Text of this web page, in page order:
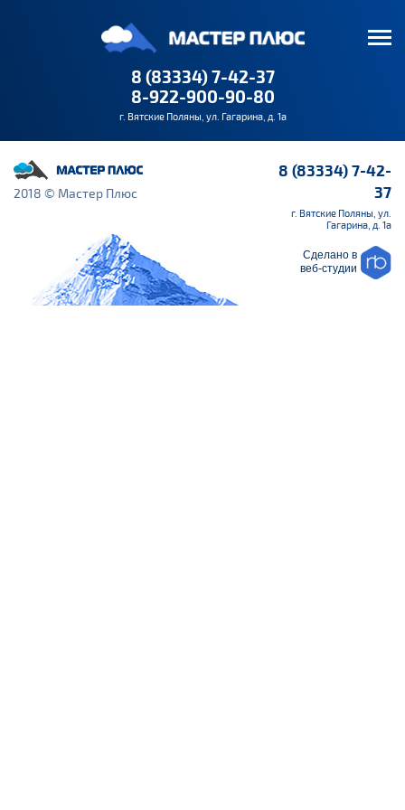
8 (83334) 7-42-37
8-922-900-90-80
г. Вятские Поляны, ул. Гагарина, д. 1а
2018 © Мастер Плюс
8 (83334) 7-42-
37
г. Вятские Поляны, ул.
Гагарина, д. 1а
Сделано в
веб-студии